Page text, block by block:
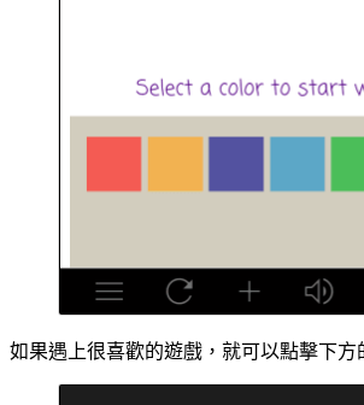
如果遇上很喜歡的遊戲，就可以點擊下